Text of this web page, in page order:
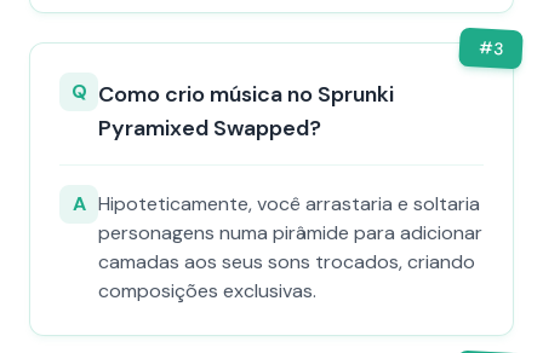
#3
Q Como crio música no Sprunki
Pyramixed Swapped?
A Hipoteticamente, você arrastaria e soltaria
personagens numa pirâmide para adicionar
camadas aos seus sons trocados, criando
composições exclusivas.